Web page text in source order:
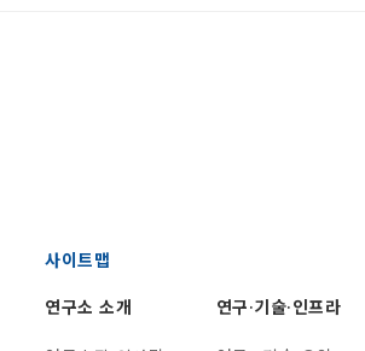
사이트맵
연구소 소개 연구·기술·인프라